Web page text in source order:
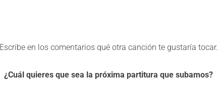
Escribe en los comentarios qué otra canción te gustaría tocar.
¿Cuál quieres que sea la próxima partitura que subamos?